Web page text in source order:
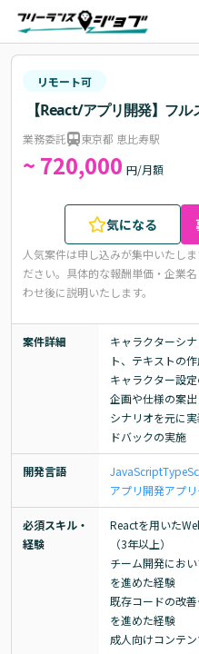
リモート可
【React/アプリ開発】フ
業務委託 東京都 恵比寿駅
~ 720,000 円/月額
気になる
人気案件は申し込みが集中いたし
ださい。 具体的な報酬単価・企業
わせ後に説明いたします。
案件詳細
キャラクターシ
ト、テキストの
キャラクター設
企画や仕様の案
シナリオを元に
ドバックの実施
開発言語 JavaScript
アプリ開発アプ
必須スキル・
経験
Reactを用いた
（3年以上）
チーム開発にお
を進めた経験
既存コードの改
を進めた経験
成人向けコンテ